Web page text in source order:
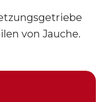
von Jauche.